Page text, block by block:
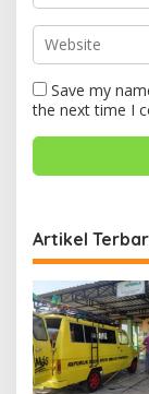
Save my
the next time I
Artikel